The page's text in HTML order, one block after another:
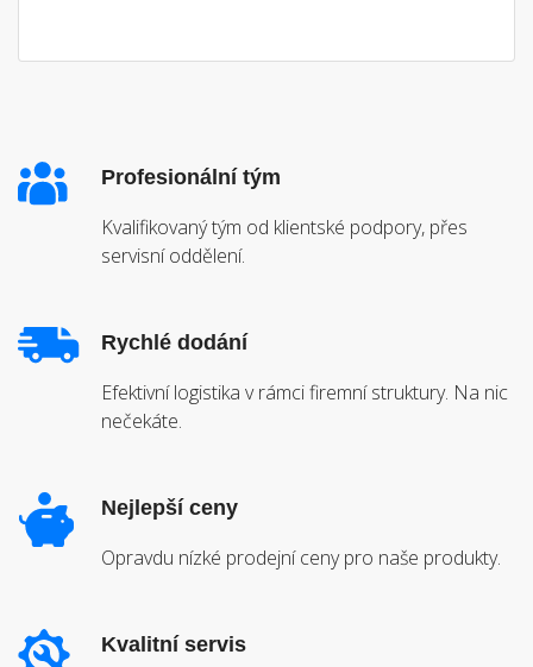
Profesionální tým
Kvalifikovaný tým od klientské podpory, přes
servisní oddělení.
Rychlé dodání
Efektivní logistika v rámci firemní struktury. Na nic
nečekáte.
Nejlepší ceny
Opravdu nízké prodejní ceny pro naše produkty.
Kvalitní servis